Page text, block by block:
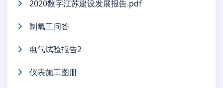
2020数字江苏建设发展报告.pdf
制氧工问答
电气试验报告2
仪表施工图册